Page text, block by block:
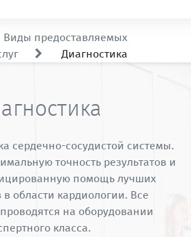
Виды предоставляемых
Диагностика
сердечно-сосудистой системы.
точность результатов и
помощь лучших
области кардиологии. Все
на оборудовании
класса.